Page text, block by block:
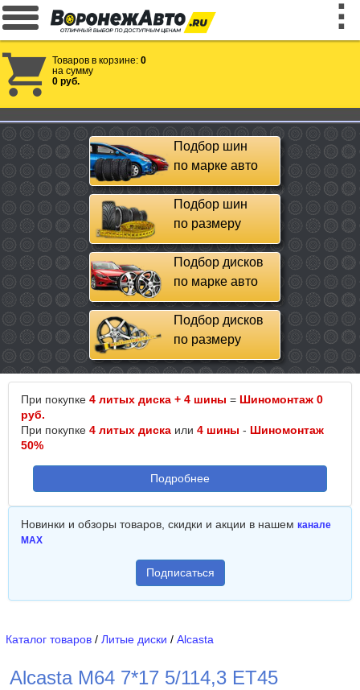
Товаров в корзине: 0
на сумму
0 руб.
Подбор шин
по марке авто
Подбор шин
по размеру
Подбор дисков
по марке авто
Подбор дисков
по размеру
При покупке 4 литых диска + 4 шины = Шиномонтаж 0
руб.
При покупке 4 литых диска или 4 шины - Шиномонтаж
50%
Подробнее
Новинки и обзоры товаров, скидки и акции в нашем канале
MAX
Подписаться
Каталог товаров / Литые диски / Alcasta
Alcasta M64 7*17 5/114,3 ET45